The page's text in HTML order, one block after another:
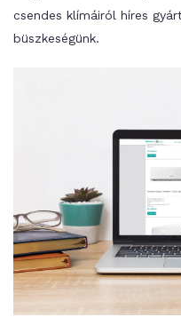
csendes klímáiról híres
büszkeségünk.